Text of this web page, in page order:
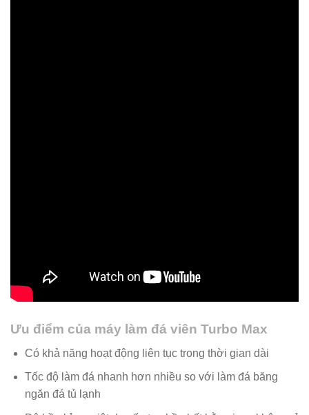
Ưu điểm của máy làm đá viên Turbo Max
Có khả năng hoạt động liên tục trong thời gian dài
Tốc độ làm đá nhanh hơn nhiều so với làm đá băng
ngăn đá tủ lạnh